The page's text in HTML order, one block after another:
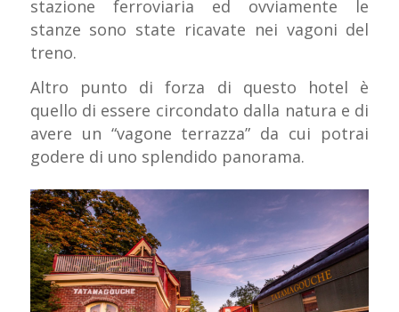
stazione ferroviaria ed ovviamente le
stanze sono state ricavate nei vagoni del
treno.
Altro punto di forza di questo hotel è
quello di essere circondato dalla natura e di
avere un “vagone terrazza” da cui potrai
godere di uno splendido panorama.